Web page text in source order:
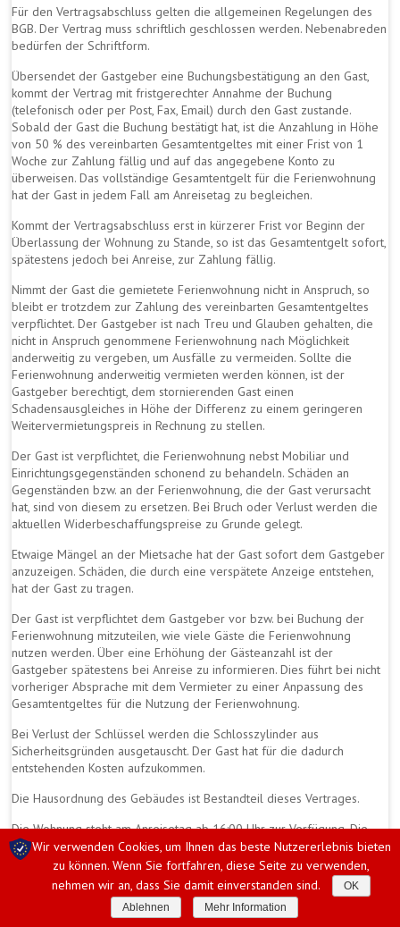
Für den Vertragsabschluss gelten die allgemeinen Regelungen des
BGB. Der Vertrag muss schriftlich geschlossen werden. Nebenabreden
bedürfen der Schriftform.
Übersendet der Gastgeber eine Buchungsbestätigung an den Gast,
kommt der Vertrag mit fristgerechter Annahme der Buchung
(telefonisch oder per Post, Fax, Email) durch den Gast zustande.
Sobald der Gast die Buchung bestätigt hat, ist die Anzahlung in Höhe
von 50 % des vereinbarten Gesamtentgeltes mit einer Frist von 1
Woche zur Zahlung fällig und auf das angegebene Konto zu
überweisen. Das vollständige Gesamtentgelt für die Ferienwohnung
hat der Gast in jedem Fall am Anreisetag zu begleichen.
Kommt der Vertragsabschluss erst in kürzerer Frist vor Beginn der
Überlassung der Wohnung zu Stande, so ist das Gesamtentgelt sofort,
spätestens jedoch bei Anreise, zur Zahlung fällig.
Nimmt der Gast die gemietete Ferienwohnung nicht in Anspruch, so
bleibt er trotzdem zur Zahlung des vereinbarten Gesamtentgeltes
verpflichtet. Der Gastgeber ist nach Treu und Glauben gehalten, die
nicht in Anspruch genommene Ferienwohnung nach Möglichkeit
anderweitig zu vergeben, um Ausfälle zu vermeiden. Sollte die
Ferienwohnung anderweitig vermieten werden können, ist der
Gastgeber berechtigt, dem stornierenden Gast einen
Schadensausgleiches in Höhe der Differenz zu einem geringeren
Weitervermietungspreis in Rechnung zu stellen.
Der Gast ist verpflichtet, die Ferienwohnung nebst Mobiliar und
Einrichtungsgegenständen schonend zu behandeln. Schäden an
Gegenständen bzw. an der Ferienwohnung, die der Gast verursacht
hat, sind von diesem zu ersetzen. Bei Bruch oder Verlust werden die
aktuellen Widerbeschaffungspreise zu Grunde gelegt.
Etwaige Mängel an der Mietsache hat der Gast sofort dem Gastgeber
anzuzeigen. Schäden, die durch eine verspätete Anzeige entstehen,
hat der Gast zu tragen.
Der Gast ist verpflichtet dem Gastgeber vor bzw. bei Buchung der
Ferienwohnung mitzuteilen, wie viele Gäste die Ferienwohnung
nutzen werden. Über eine Erhöhung der Gästeanzahl ist der
Gastgeber spätestens bei Anreise zu informieren. Dies führt bei nicht
vorheriger Absprache mit dem Vermieter zu einer Anpassung des
Gesamtentgeltes für die Nutzung der Ferienwohnung.
Bei Verlust der Schlüssel werden die Schlosszylinder aus
Sicherheitsgründen ausgetauscht. Der Gast hat für die dadurch
entstehenden Kosten aufzukommen.
Die Hausordnung des Gebäudes ist Bestandteil dieses Vertrages.
Die Wohnung steht am Anreisetag ab 16:00 Uhr zur Verfügung. Die
Schlüsselübergabe erfolgt nach Vereinbarung. Bei Anreise setzen Sie
sich bitte rechtzeitig telefonisch mit uns in Verbindung. Am Abreisetag
ist die Wohnung in ordnungsgemäßem Zustand an den Vermieter
oder dessen Bevollmächtigten übergeben. Die Abreise erfolgt bis
spätestens 11.00 Uhr.
Wir verwenden Cookies, um Ihnen das beste Nutzererlebnis bieten
zu können. Wenn Sie fortfahren, diese Seite zu verwenden,
nehmen wir an, dass Sie damit einverstanden sind.
OK
Ablehnen
Mehr Information